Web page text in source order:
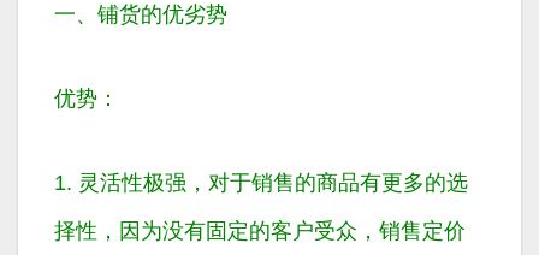
一、铺货的优劣势
优势：
1. 灵活性极强，对于销售的商品有更多的选
择性，因为没有固定的客户受众，销售定价